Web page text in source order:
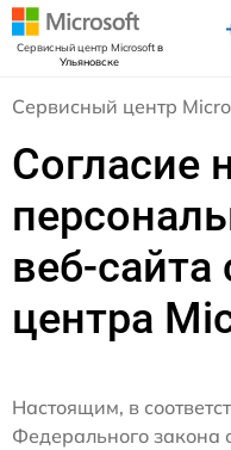
Сервисный центр Microsoftв
Ульяновске
Сервисный центр
Согласие
веб-сайта
центра
Настоящим, в
Федерального